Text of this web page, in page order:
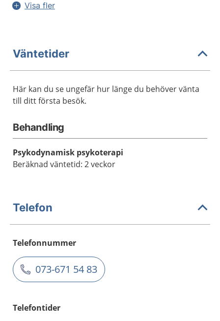
Visa fler
Väntetider
Här kan du se ungefär hur länge du behöver vänta
till ditt första besök.
Behandling
Psykodynamisk psykoterapi
Beräknad väntetid: 2 veckor
Telefon
Telefonnummer
073-671 54 83
Telefontider